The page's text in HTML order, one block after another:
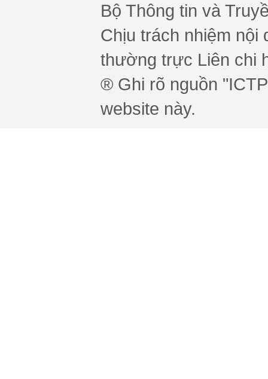
Bộ Thông tin và
Chịu trách nhiệm nội
thường trực Liên chi
® Ghi rõ nguồn
website này.